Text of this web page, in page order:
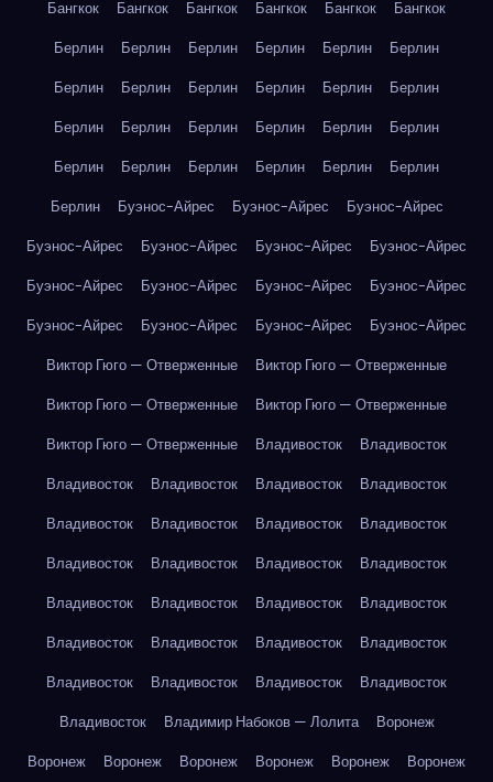
Бангкок Бангкок Бангкок Бангкок Бангкок
Бангкок
Берлин
Берлин Берлин Берлин Берлин
Берлин
Берлин
Берлин Берлин Берлин Берлин
Берлин
Берлин
Берлин Берлин Берлин Берлин
Берлин
Берлин
Берлин Берлин Берлин Берлин
Берлин
Берлин
Буэнос-Айрес Буэнос-Айрес
Буэнос-Айрес
Буэнос-Айрес
Буэнос-Айрес Буэнос-Айрес
Буэнос-Айрес
Буэнос-Айрес
Буэнос-Айрес Буэнос-Айрес
Буэнос-Айрес
Буэнос-Айрес
Буэнос-Айрес Буэнос-Айрес
Буэнос-Айрес
Виктор Гюго — Отверженные
Виктор Гюго — Отверженные
Виктор Гюго — Отверженные
Виктор Гюго — Отверженные
Виктор Гюго — Отверженные
Владивосток
Владивосток
Владивосток
Владивосток Владивосток
Владивосток
Владивосток
Владивосток Владивосток
Владивосток
Владивосток
Владивосток Владивосток
Владивосток
Владивосток
Владивосток Владивосток
Владивосток
Владивосток
Владивосток Владивосток
Владивосток
Владивосток
Владивосток Владивосток
Владивосток
Владивосток
Владимир Набоков — Лолита
Воронеж
Воронеж
Воронеж Воронеж Воронеж Воронеж
Воронеж